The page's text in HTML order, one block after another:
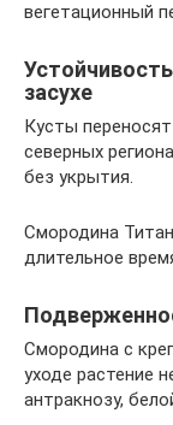
вегетационный
засухе
Кусты
северных
без укрытия.
Смородина
длительное
Смородина с
уходе растение
антракнозу,